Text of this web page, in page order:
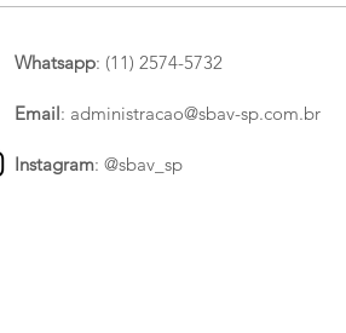
Whatsapp: (11) 2574-5732
Email: administracao@sbav-sp.com.br
Instagram: @sbav_sp